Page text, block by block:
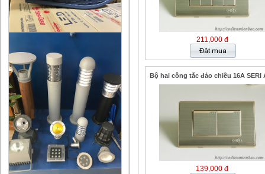
211,000 đ
Bộ hai công tắc đảo chiều 16A SERI
139,000 đ